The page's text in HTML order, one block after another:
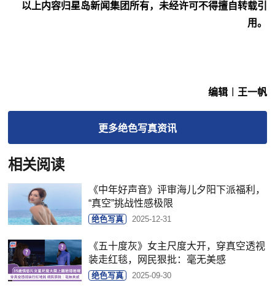
以上内容归星岛新闻集团所有，未经许可不得擅自转载引
用。
编辑︱王一帆
更多绝色写真资讯
相关阅读
《中年好声音》评审海儿夕阳下派福利，
“真空”挑战性感极限
绝色写真 2025-12-31
《五十度灰》女主尺度大开，穿真空透视
装走红毯，网民狠批：毫无美感
绝色写真 2025-09-30